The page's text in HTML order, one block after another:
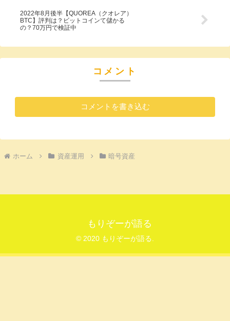
2022年8月後半【QUOREA（クオレア）
BTC】評判は？ビットコインて儲かる
の？70万円で検証中
コメント
コメントを書き込む
ホーム 資産運用 暗号資産
もりぞーが語る
© 2020 もりぞーが語る.